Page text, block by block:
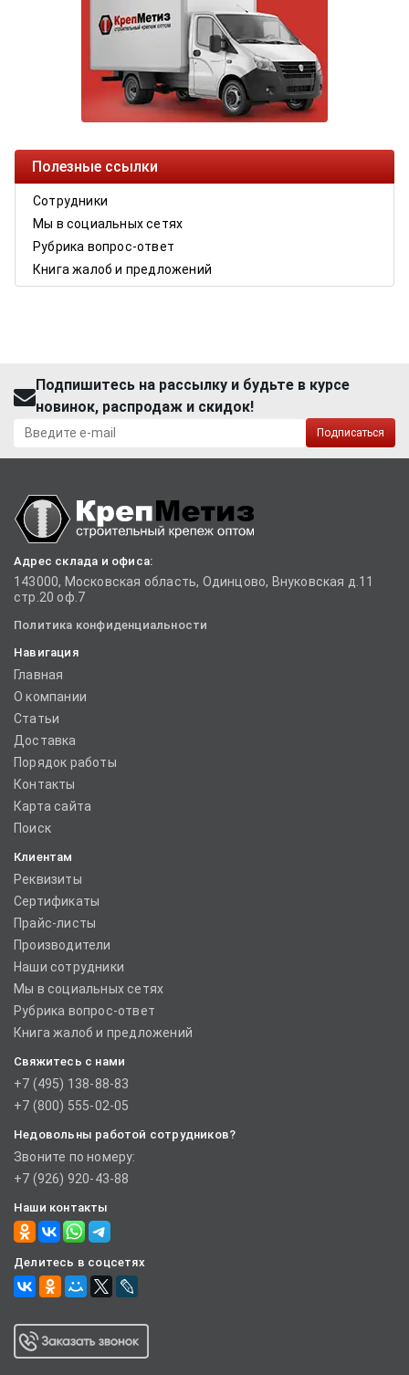
Полезные ссылки
Сотрудники
Мы в социальных сетях
Рубрика вопрос-ответ
Книга жалоб и предложений
Подпишитесь на рассылку и будьте в курсе
новинок, распродаж и скидок!
Подписаться
Адрес склада и офиса:
143000, Московская область, Одинцово, Внуковская д.11
стр.20 оф.7
Политика конфиденциальности
Навигация
Главная
О компании
Статьи
Доставка
Порядок работы
Контакты
Карта сайта
Поиск
Клиентам
Реквизиты
Сертификаты
Прайс-листы
Производители
Наши сотрудники
Мы в социальных сетях
Рубрика вопрос-ответ
Книга жалоб и предложений
Свяжитесь с нами
+7 (495) 138-88-83
+7 (800) 555-02-05
Недовольны работой сотрудников?
Звоните по номеру:
+7 (926) 920-43-88
Наши контакты
Делитесь в соцсетях